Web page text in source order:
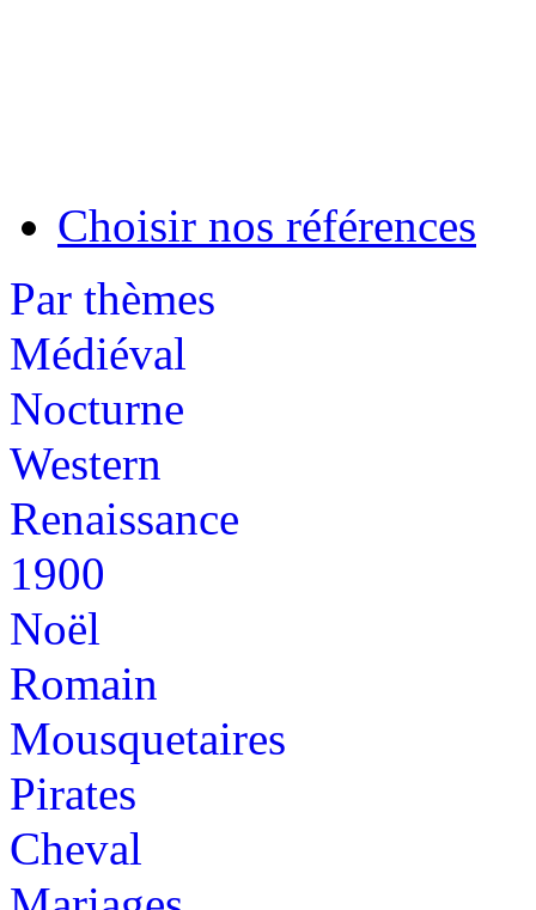
Choisir nos références
Par thèmes
Médiéval
Nocturne
Western
Renaissance
1900
Noël
Romain
Mousquetaires
Pirates
Cheval